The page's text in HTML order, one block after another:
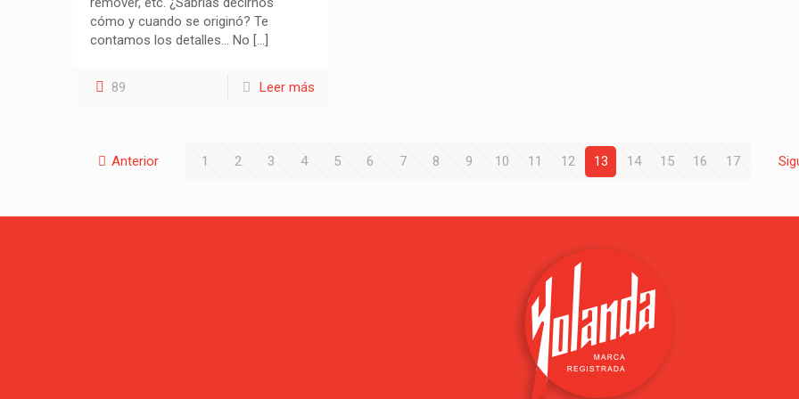
cómo y cuando se originó? Te
contamos los detalles… No […]
89 Leer más
Anterior 1 2 3 4 5 6 7 8 9 10 11 12 13 14 15 16 17